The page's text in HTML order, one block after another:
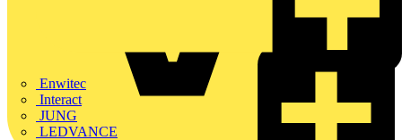
Enwitec
Interact
JUNG
LEDVANCE